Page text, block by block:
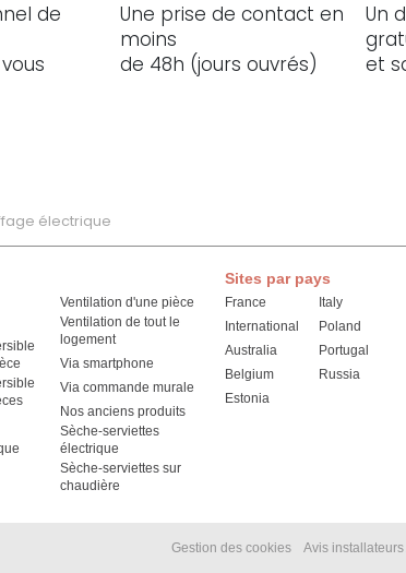
de
Une prise de contact en
moins
de 48h (jours ouvrés)
Un
et
électrique
Ventilation d'une pièce
Ventilation de tout le
logement
Via smartphone
Via commande murale
Nos anciens produits
Sèche-serviettes
électrique
Sèche-serviettes sur
chaudière
Sites par pays
France
International
Australia
Belgium
Estonia
Italy
Poland
Portugal
Russia
Gestion des cookies Avis installateurs